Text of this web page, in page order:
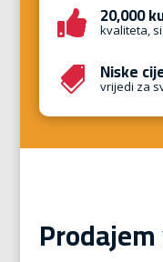
 20,000
kvaliteta,
 Niske
vrijedi za